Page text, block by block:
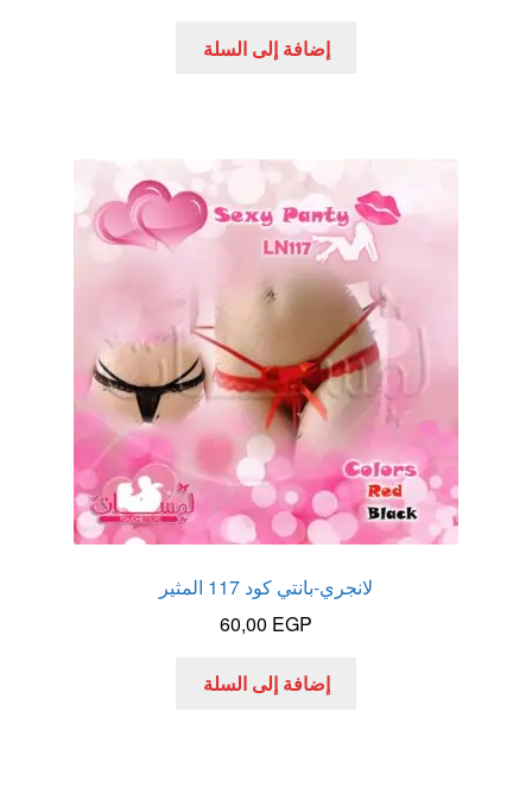
إضافة إلى السلة
لانجري-بانتي كود 117 المثير
60,00 EGP
إضافة إلى السلة